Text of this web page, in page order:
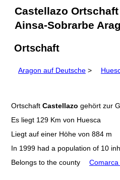
Castellazo
Ainsa-Sobrarbe
Ortschaft
Aragon auf Deutsche >
Ortschaft Castellazo gehört zur
Es liegt 129 Km von Huesca
Liegt auf einer Höhe von 884 m
In 1999 had a population of 10
Belongs to the county